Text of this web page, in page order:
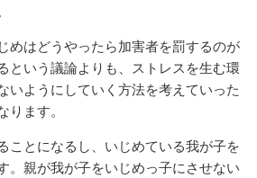
めはどうやったら加害者を罰するのが
という議論よりも、ストレスを生む環
いようにしていく方法を考えていった
ます。
ことになるし、いじめている我が子を
。親が我が子をいじめっ子にさせない